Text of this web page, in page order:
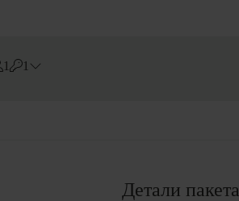
1 1
Детали пакета